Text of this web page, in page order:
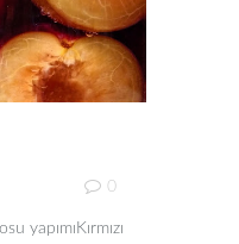
0
yapımıKırmızı